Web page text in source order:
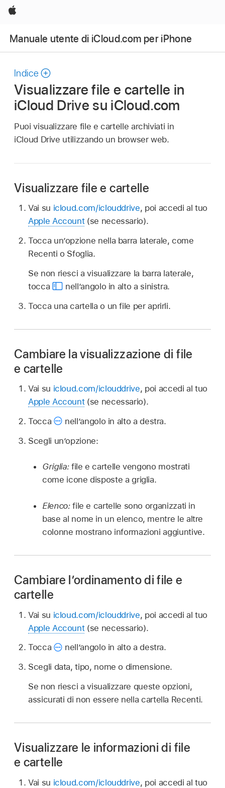
Apple
Manuale utente di iCloud.com per iPhone
Indice
Visualizzare file e cartelle in
iCloud Drive su iCloud.com
Puoi visualizzare file e cartelle archiviati in
iCloud Drive utilizzando un browser web.
Visualizzare file e cartelle
Vai su icloud.com/iclouddrive, poi accedi al tuo
Apple Account(se necessario).
Tocca un’opzione nella barra laterale, come
Recenti o Sfoglia.
Se non riesci a visualizzare la barra laterale,
tocca
nell’angolo in alto a sinistra.
Tocca una cartella o un file per aprirli.
Cambiare la visualizzazione di file
e cartelle
Vai su icloud.com/iclouddrive, poi accedi al tuo
Apple Account(se necessario).
Tocca
nell’angolo in alto a destra.
Scegli un’opzione:
Griglia: file e cartelle vengono mostrati
come icone disposte a griglia.
Elenco:file e cartelle sono organizzati in
base al nome in un elenco, mentre le altre
colonne mostrano informazioni aggiuntive.
Cambiare l’ordinamento di file e
cartelle
Vai su icloud.com/iclouddrive, poi accedi al tuo
Apple Account(se necessario).
Tocca
nell’angolo in alto a destra.
Scegli data, tipo, nome o dimensione.
Se non riesci a visualizzare queste opzioni,
assicurati di non essere nella cartella Recenti.
Visualizzare le informazioni di file
e cartelle
Vai su icloud.com/iclouddrive, poi accedi al tuo